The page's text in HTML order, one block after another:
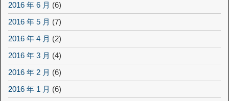
2016 年 6 月 (6)
2016 年 5 月 (7)
2016 年 4 月 (2)
2016 年 3 月 (4)
2016 年 2 月 (6)
2016 年 1 月 (6)